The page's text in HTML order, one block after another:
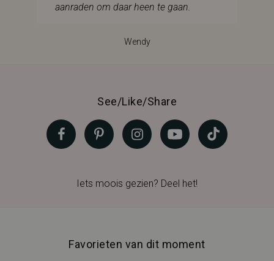
aanraden om daar heen te gaan.
Wendy
See/Like/Share
Iets moois gezien? Deel het!
Favorieten van dit moment